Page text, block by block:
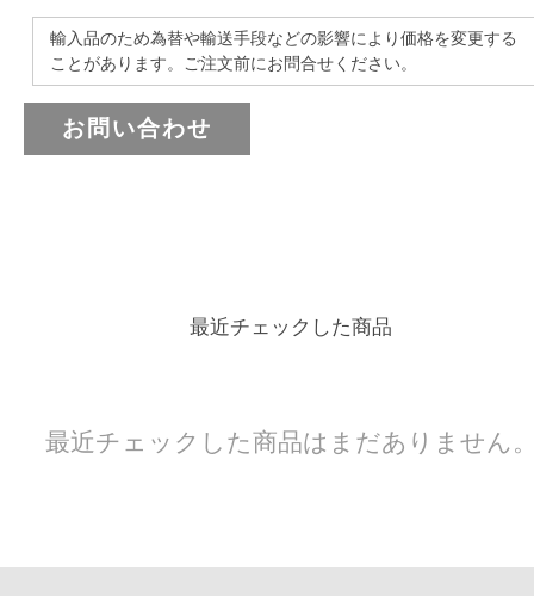
輸入品のため為替や輸送手段などの影響により価格を変更する
ことがあります。ご注文前にお問合せください。
お問い合わせ
最近チェックした商品
最近チェックした商品はまだありません